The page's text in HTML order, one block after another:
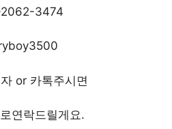
3474
or 카톡주시면
연락드릴게요.